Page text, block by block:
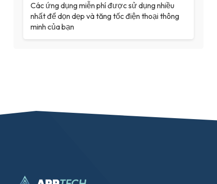
Các ứng dụng miễn phí được sử dụng nhiều
nhất để dọn dẹp và tăng tốc điện thoại thông
minh của bạn